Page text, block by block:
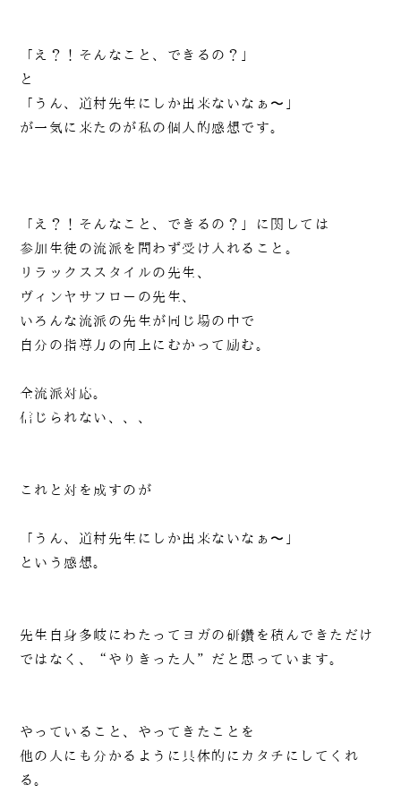
「え？！そんなこと、できるの？」
と
「うん、道村先生にしか出来ないなぁ〜」
が一気に来たのが私の個人的感想です。
「え？！そんなこと、できるの？」に関しては
参加生徒の流派を問わず受け入れること。
リラックススタイルの先生、
ヴィンヤサフローの先生、
いろんな流派の先生が同じ場の中で
自分の指導力の向上にむかって励む。
全流派対応。
信じられない、、、
これと対を成すのが
「うん、道村先生にしか出来ないなぁ〜」
という感想。
先生自身多岐にわたってヨガの研鑽を積んできただけ
ではなく、“やりきった人”だと思っています。
やっていること、やってきたことを
他の人にも分かるように具体的にカタチにしてくれ
る。